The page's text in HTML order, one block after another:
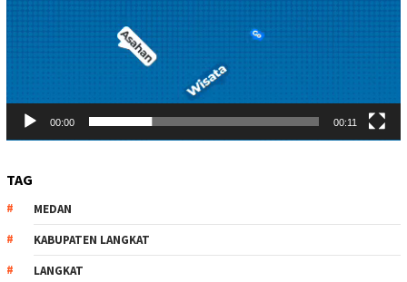
00:00 00:11
TAG
MEDAN
KABUPATEN LANGKAT
LANGKAT